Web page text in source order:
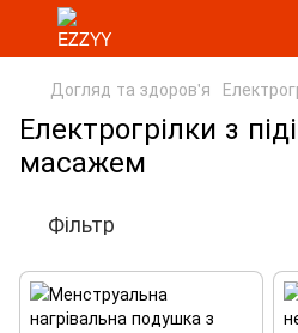
Догляд та здоров'я
Електрогрілки з
масажем
Фільтр